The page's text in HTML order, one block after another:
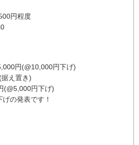
円程度
円(@10,000円下げ)
え置き)
(@5,000円下げ)
の発表です！